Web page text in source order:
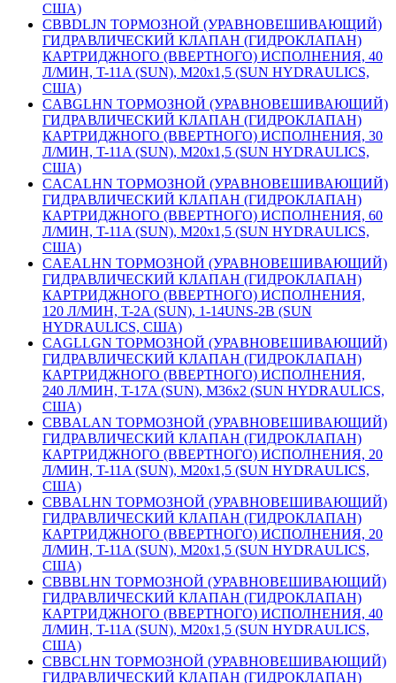
США)
CBBDLJN ТОРМОЗНОЙ (УРАВНОВЕШИВАЮЩИЙ)
ГИДРАВЛИЧЕСКИЙ КЛАПАН (ГИДРОКЛАПАН)
КАРТРИДЖНОГО (ВВЕРТНОГО) ИСПОЛНЕНИЯ, 40
Л/МИН, T-11A (SUN), М20х1,5 (SUN HYDRAULICS,
США)
CABGLHN ТОРМОЗНОЙ (УРАВНОВЕШИВАЮЩИЙ)
ГИДРАВЛИЧЕСКИЙ КЛАПАН (ГИДРОКЛАПАН)
КАРТРИДЖНОГО (ВВЕРТНОГО) ИСПОЛНЕНИЯ, 30
Л/МИН, T-11A (SUN), М20х1,5 (SUN HYDRAULICS,
США)
CACALHN ТОРМОЗНОЙ (УРАВНОВЕШИВАЮЩИЙ)
ГИДРАВЛИЧЕСКИЙ КЛАПАН (ГИДРОКЛАПАН)
КАРТРИДЖНОГО (ВВЕРТНОГО) ИСПОЛНЕНИЯ, 60
Л/МИН, T-11A (SUN), М20х1,5 (SUN HYDRAULICS,
США)
CAEALHN ТОРМОЗНОЙ (УРАВНОВЕШИВАЮЩИЙ)
ГИДРАВЛИЧЕСКИЙ КЛАПАН (ГИДРОКЛАПАН)
КАРТРИДЖНОГО (ВВЕРТНОГО) ИСПОЛНЕНИЯ,
120 Л/МИН, T-2A (SUN), 1-14UNS-2B (SUN
HYDRAULICS, США)
CAGLLGN ТОРМОЗНОЙ (УРАВНОВЕШИВАЮЩИЙ)
ГИДРАВЛИЧЕСКИЙ КЛАПАН (ГИДРОКЛАПАН)
КАРТРИДЖНОГО (ВВЕРТНОГО) ИСПОЛНЕНИЯ,
240 Л/МИН, T-17A (SUN), М36х2 (SUN HYDRAULICS,
США)
CBBALAN ТОРМОЗНОЙ (УРАВНОВЕШИВАЮЩИЙ)
ГИДРАВЛИЧЕСКИЙ КЛАПАН (ГИДРОКЛАПАН)
КАРТРИДЖНОГО (ВВЕРТНОГО) ИСПОЛНЕНИЯ, 20
Л/МИН, T-11A (SUN), М20х1,5 (SUN HYDRAULICS,
США)
CBBALHN ТОРМОЗНОЙ (УРАВНОВЕШИВАЮЩИЙ)
ГИДРАВЛИЧЕСКИЙ КЛАПАН (ГИДРОКЛАПАН)
КАРТРИДЖНОГО (ВВЕРТНОГО) ИСПОЛНЕНИЯ, 20
Л/МИН, T-11A (SUN), М20х1,5 (SUN HYDRAULICS,
США)
CBBBLHN ТОРМОЗНОЙ (УРАВНОВЕШИВАЮЩИЙ)
ГИДРАВЛИЧЕСКИЙ КЛАПАН (ГИДРОКЛАПАН)
КАРТРИДЖНОГО (ВВЕРТНОГО) ИСПОЛНЕНИЯ, 40
Л/МИН, T-11A (SUN), М20х1,5 (SUN HYDRAULICS,
США)
CBBCLHN ТОРМОЗНОЙ (УРАВНОВЕШИВАЮЩИЙ)
ГИДРАВЛИЧЕСКИЙ КЛАПАН (ГИДРОКЛАПАН)